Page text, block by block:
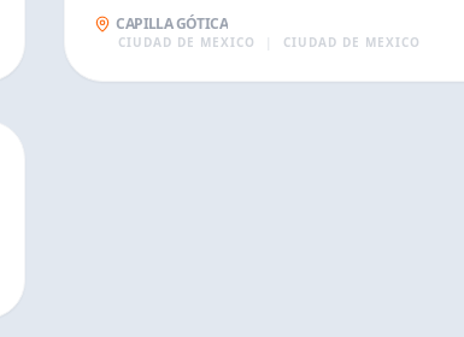
CAPILLA GÓTICA
CIUDAD DE MEXICO CIUDAD DE MEXICO